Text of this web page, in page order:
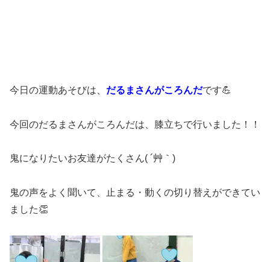
今日の運動あそびは、 だるまさんがころんだです💪
今回のだるまさんがころんだは、膝立ちで行いました！！
鬼になりたいお友達がたくさん( ´艸｀)
鬼の声をよく聞いて、止まる・動くの切り替えができてい
ました👏